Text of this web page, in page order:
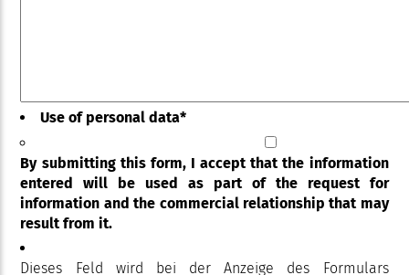
Use of personal data*
By submitting this form, I accept that the information
entered will be used as part of the request for
information and the commercial relationship that may
result from it.
Dieses Feld wird bei der Anzeige des Formulars